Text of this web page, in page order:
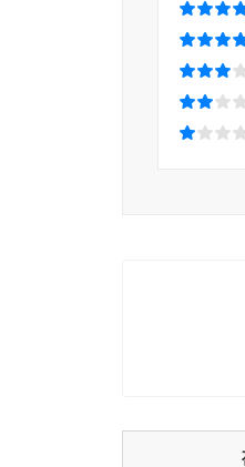
부이얀을 죽이
집행일을 며칠
가 느끼는 감
사드립니다.”
죽이려고 했던
“사회정의와
_ 각자의 ‘정의
현재 한국에서
투약하고 소지
정의가 훼손된
프릿 바라라는
이런 말도 덧붙